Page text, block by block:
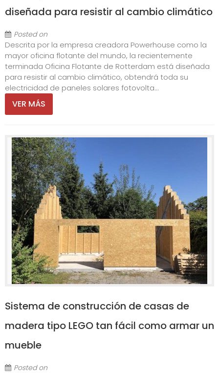
diseñada para resistir al cambio climático
Posted on
Descrita por la empresa creadora Powerhouse como la
mayor oficina flotante del mundo, la recientemente
terminada Oficina Flotante de Rotterdam está diseñada
para resistir al cambio climático, obtendrá toda su
electricidad de paneles solares fotovolta...
VER MÁS
Sistema de construcción de casas de
madera tipo LEGO tan fácil como armar un
mueble
Posted on